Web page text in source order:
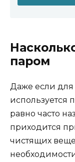
паром
Даже если для
используется
равно часто
приходится
чистящих